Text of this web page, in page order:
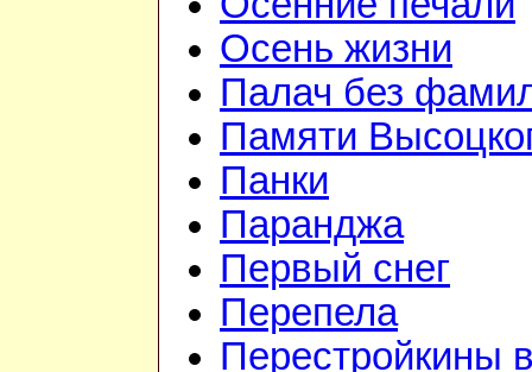
Осень жизни
Палач без
Памяти
Панки
Паранджа
Первый снег
Перепела
Перестройкины